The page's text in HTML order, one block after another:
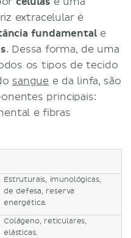
extracelular é
fundamentale
. Dessa forma, de uma
os tipos de tecido
sangue e da linfa, são
principais:
e fibras
Estruturais, imunológicas,
de defesa, reserva
energética.
Colágeno, reticulares,
elásticas.